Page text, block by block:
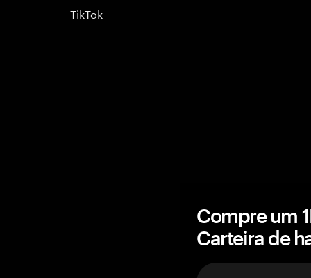
TikTok
Compre um
Carteira de